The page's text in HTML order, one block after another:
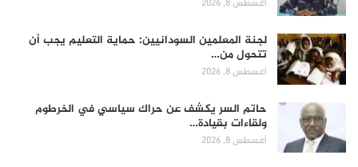
أغسطس 8, 2026
لجنة المعلمين السودانيين: حماية التعليم يجب أن
تتحول من…
أغسطس 8, 2026
حاتم السر يكشف عن حراك سياسي في الخرطوم
ولقاءات بقيادة…
أغسطس 8, 2026